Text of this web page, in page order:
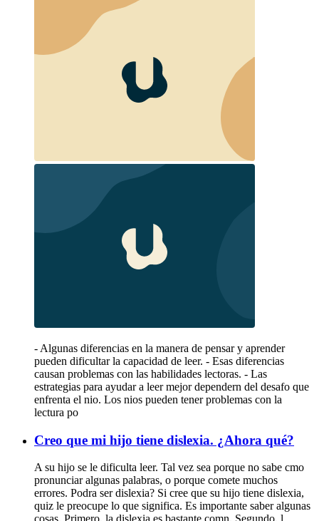
- Algunas diferencias en la manera de pensar y aprender
pueden dificultar la capacidad de leer. - Esas diferencias
causan problemas con las habilidades lectoras. - Las
estrategias para ayudar a leer mejor dependern del desafo que
enfrenta el nio. Los nios pueden tener problemas con la
lectura po
Creo que mi hijo tiene dislexia. ¿Ahora qué?
A su hijo se le dificulta leer. Tal vez sea porque no sabe cmo
pronunciar algunas palabras, o porque comete muchos
errores. Podra ser dislexia? Si cree que su hijo tiene dislexia,
quiz le preocupe lo que significa. Es importante saber algunas